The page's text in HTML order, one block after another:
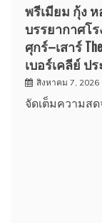
พรีเมียม กุ้ง
บรรยากาศโ
ศุกร์–เสาร์
เบอร์เคลีย์ ป
สิงหาคม 7, 2026
จัดเต็มความสด